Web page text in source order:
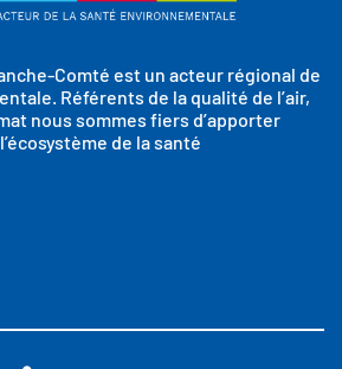
Comté est un acteur régional de
Référents de la qualité de l’air,
nous sommes fiers d’apporter
de la santé